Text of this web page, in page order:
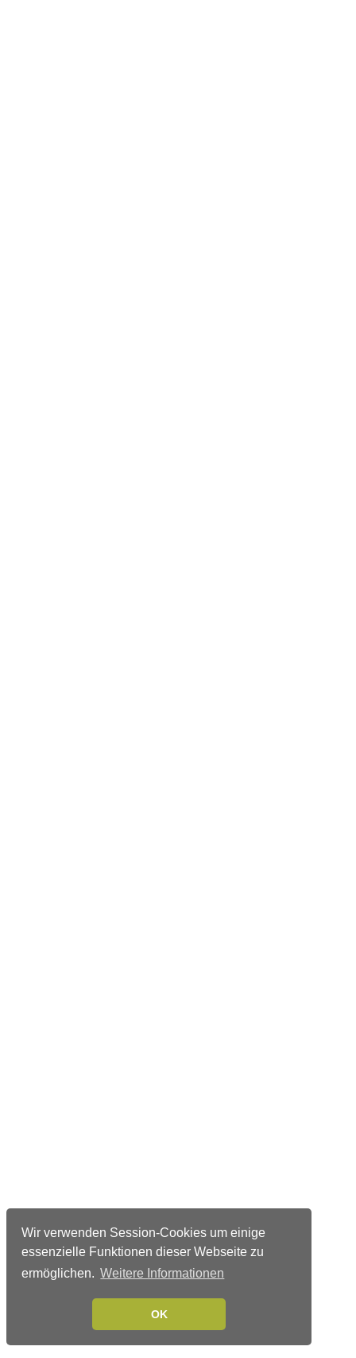
Wir verwenden Session-Cookies um einige
essenzielle Funktionen dieser Webseite zu
ermöglichen. Weitere Informationen
OK